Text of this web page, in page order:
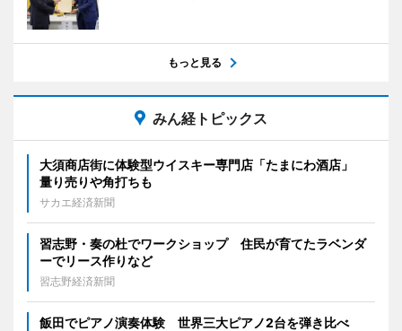
もっと見る
みん経トピックス
大須商店街に体験型ウイスキー専門店「たまにわ酒店」
量り売りや角打ちも
サカエ経済新聞
習志野・奏の杜でワークショップ 住民が育てたラベンダ
ーでリース作りなど
習志野経済新聞
飯田でピアノ演奏体験 世界三大ピアノ2台を弾き比べ